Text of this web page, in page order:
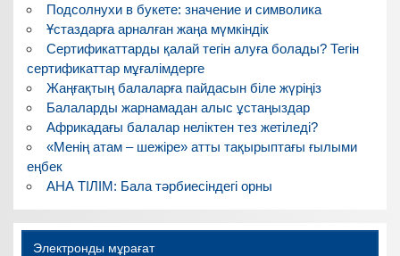
Подсолнухи в букете: значение и символика
Ұстаздарға арналған жаңа мүмкіндік
Сертификаттарды қалай тегін алуға болады? Тегін
сертификаттар мұғалімдерге
Жаңғақтың балаларға пайдасын біле жүріңіз
Балаларды жарнамадан алыс ұстаңыздар
Африкадағы балалар неліктен тез жетіледі?
«Менің атам – шежіре» атты тақырыптағы ғылыми
еңбек
АНА ТІЛІМ: Бала тәрбиесіндегі орны
Электронды мұрағат